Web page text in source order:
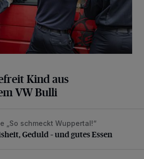
Kind aus
VW Bulli
Geduld – und gutes Essen
„So schmeckt Wuppertal!“
Geduld – und gutes Essen